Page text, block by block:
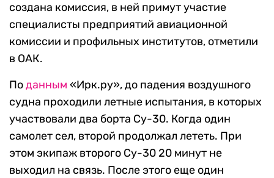
создана комиссия, в ней примут участие
специалисты предприятий авиационной
комиссии и профильных институтов, отметили
в ОАК.
Поданным «Ирк.ру», до падения воздушного
судна проходили летные испытания, в которых
участвовали два борта Су-30. Когда один
самолет сел, второй продолжал лететь. При
этом экипаж второго Су-30 20 минут не
выходил на связь. После этого еще один